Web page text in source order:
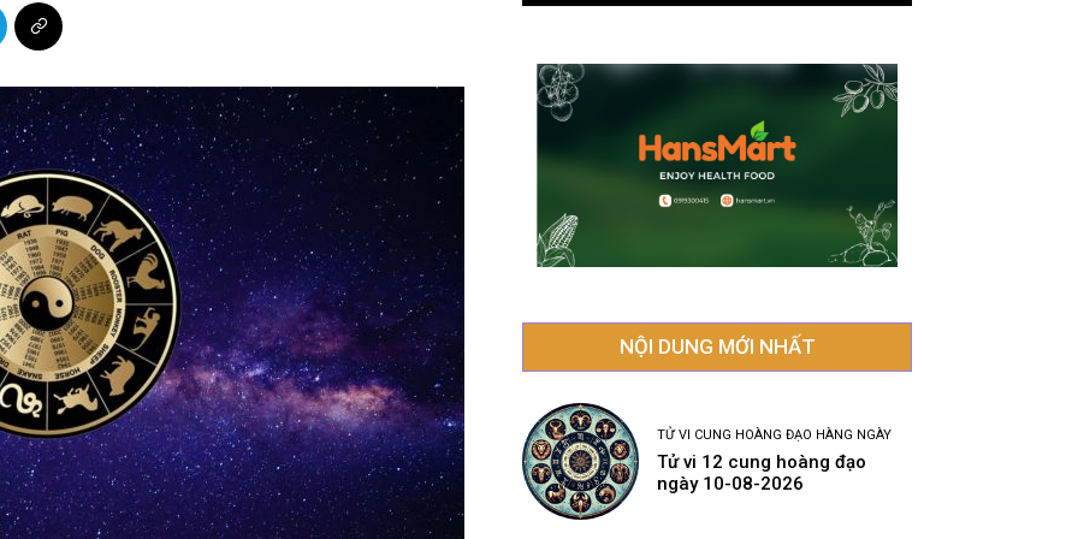
NỘI DUNG MỚI NHẤT
TỬ VI CUNG HOÀNG ĐẠO HÀNG NGÀY
Tử vi 12 cung hoàng đạo
ngày 10-08-2026